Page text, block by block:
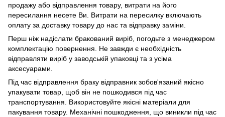
продажу або відправлення товару, витрати на його
пересилання несете Ви. Витрати на пересилку включають
оплату за доставку товару до нас та відправку заміни.
Перш ніж надіслати бракований виріб, погодьте з менеджером
комплектацію повернення. Не завжди є необхідність
відправляти виріб у заводській упаковці та з усіма
аксесуарами.
Під час відправлення браку відправник зобов'язаний якісно
упакувати товар, щоб він не пошкодився під час
транспортування. Використовуйте якісні матеріали для
пакування товару. Механічні пошкодження, що виникли під час